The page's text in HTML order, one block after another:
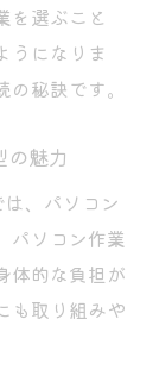
支援B型の
を検証
援環境と
の支援体制
取り組み
を選ぶこと
うになりま
秘訣です。
魅力
、パソコン
パソコン作業
体的な負担が
も取り組みや